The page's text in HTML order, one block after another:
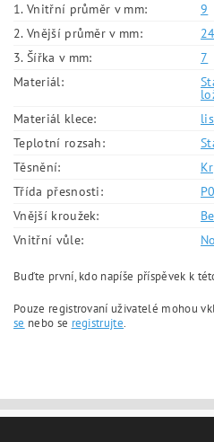
1. Vnitřní průměr v mm:
9
2. Vnější průměr v mm:
24
3. Šířka v mm:
7
Materiál:
Materiál klece:
Teplotní rozsah:
Těsnění:
Třída přesnosti:
P0
Vnější kroužek:
Vnitřní vůle:
Buďte první, kdo napíše příspěvek k
Pouze registrovaní uživatelé mohou
se nebo se registrujte.